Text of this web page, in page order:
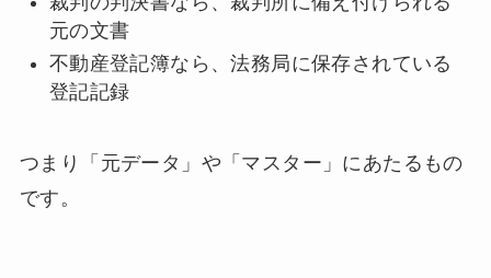
元の文書
不動産登記簿なら、法務局に保存されている
登記記録
つまり「元データ」や「マスター」にあたるもの
です。